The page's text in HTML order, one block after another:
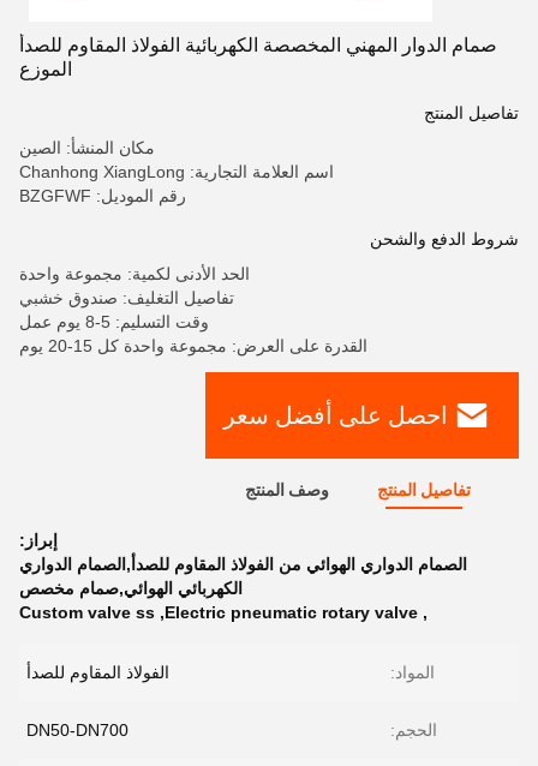
صمام الدوار المهني المخصصة الكهربائية الفولاذ المقاوم للصدأ
الموزع
تفاصيل المنتج
مكان المنشأ: الصين
اسم العلامة التجارية: Chanhong XiangLong
رقم الموديل: BZGFWF
شروط الدفع والشحن
الحد الأدنى لكمية: مجموعة واحدة
تفاصيل التغليف: صندوق خشبي
وقت التسليم: 5-8 يوم عمل
القدرة على العرض: مجموعة واحدة كل 15-20 يوم
احصل على أفضل سعر
تفاصيل المنتج وصف المنتج
إبراز:
الصمام الدواري الهوائي من الفولاذ المقاوم للصدأ,الصمام الدواري
الكهربائي الهوائي,صمام مخصص
,
Electric pneumatic rotary valve
,
Custom valve ss
المواد: الفولاذ المقاوم للصدأ
الحجم: DN50-DN700